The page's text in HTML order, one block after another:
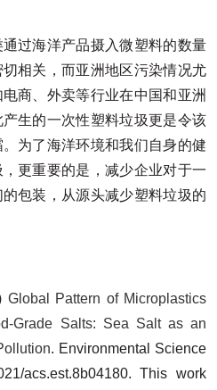
过海洋产品摄入微塑料的数量
相关，而亚洲地区污染情况尤
商、外卖等行业在中国和亚洲
生的一次性塑料垃圾更是令该
为了海洋环境和我们自身的健
更重要的是，减少企业对于一
包装，从源头减少塑料垃圾的
Global Pattern of Microplastics
Grade Salts: Sea Salt as an
. Environmental Science
acs.est.8b04180. This work